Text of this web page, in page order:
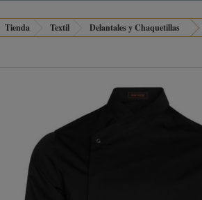
Tienda Textil Delantales y Chaquetillas